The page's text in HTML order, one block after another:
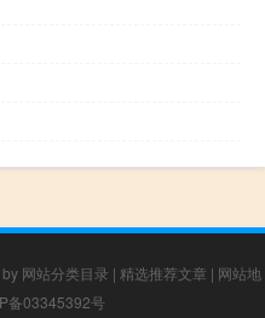
网站分类目录 | 精选推荐文章 | 网站地
备03345392号